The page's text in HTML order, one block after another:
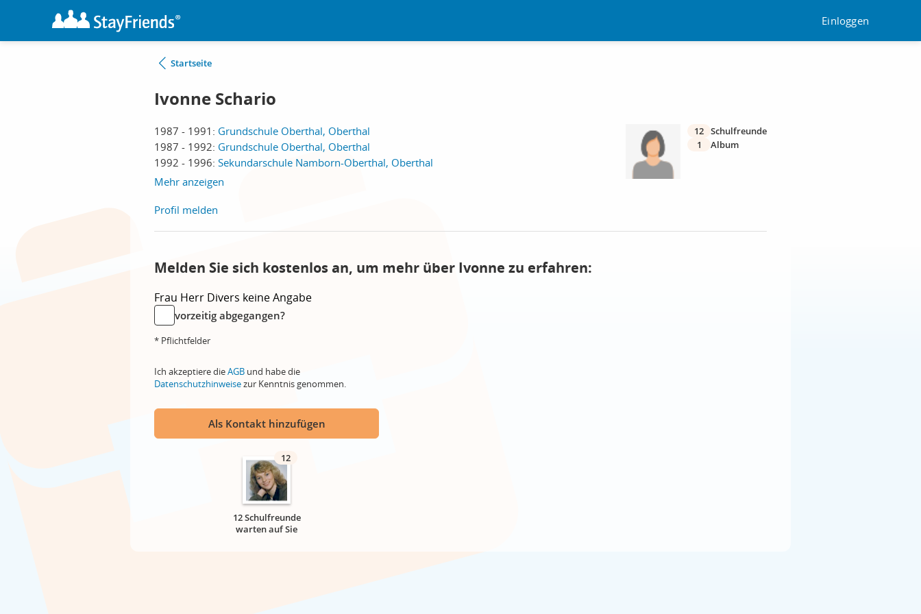
Einloggen
Startseite
Ivonne Schario
1987 - 1991: Grundschule Oberthal, Oberthal
1987 - 1992: Grundschule Oberthal, Oberthal
1992 - 1996: Sekundarschule Namborn-Oberthal, Oberthal
Mehr anzeigen
12 Schulfreunde
1
Album
Profil melden
Melden Sie sich kostenlos an, um mehr über Ivonne zu erfahren:
Frau Herr Divers keine Angabe
vorzeitig abgegangen?
* Pflichtfelder
Ich akzeptiere dieAGB und habe die
Datenschutzhinweisezur Kenntnis genommen.
Als Kontakt hinzufügen
12
12 Schulfreunde
warten auf Sie